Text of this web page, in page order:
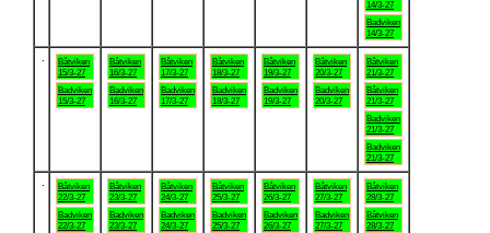
14/3-27
Badviken
14/3-27
Båtviken
15/3-27
Badviken
15/3-27
Båtviken
16/3-27
Badviken
16/3-27
Båtviken
17/3-27
Badviken
17/3-27
Båtviken
18/3-27
Badviken
18/3-27
Båtviken
19/3-27
Badviken
19/3-27
Båtviken
20/3-27
Badviken
20/3-27
Båtviken
21/3-27
Båtviken
21/3-27
Badviken
21/3-27
Badviken
21/3-27
Båtviken
22/3-27
Badviken
22/3-27
Båtviken
23/3-27
Badviken
23/3-27
Båtviken
24/3-27
Badviken
24/3-27
Båtviken
25/3-27
Badviken
25/3-27
Båtviken
26/3-27
Badviken
26/3-27
Båtviken
27/3-27
Badviken
27/3-27
Båtviken
28/3-27
Båtviken
28/3-27